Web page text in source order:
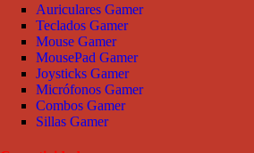
Auriculares Gamer
Teclados Gamer
Mouse Gamer
MousePad Gamer
Joysticks Gamer
Micrófonos Gamer
Combos Gamer
Sillas Gamer